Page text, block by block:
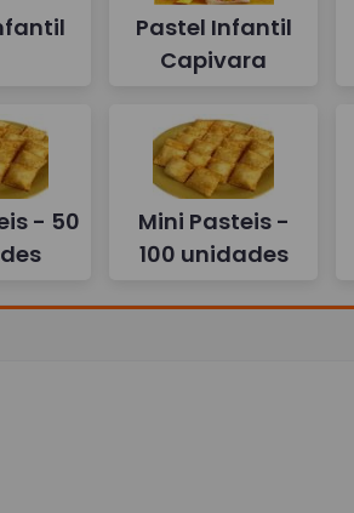
Pastel Infantil
Capivara
- 50
Mini Pasteis -
100 unidades